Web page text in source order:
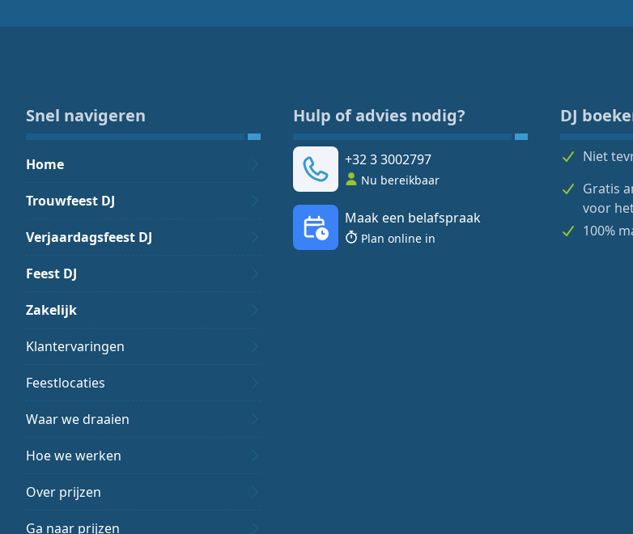
Snel navigeren
Home
Trouwfeest DJ
Verjaardagsfeest DJ
Feest DJ
Zakelijk
Klantervaringen
Feestlocaties
Waar we draaien
Hoe we werken
Over prijzen
Ga naar prijzen
Hulp of advies nodig?
+32 3 3002797
Nu bereikbaar
Maak een belafspraak
Plan online in
DJ
Niet
Gratis
voor
100%